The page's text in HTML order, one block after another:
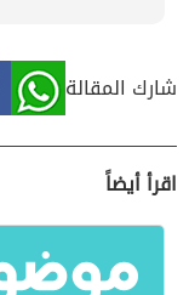
شارك المقالة
اقرأ أيضاً